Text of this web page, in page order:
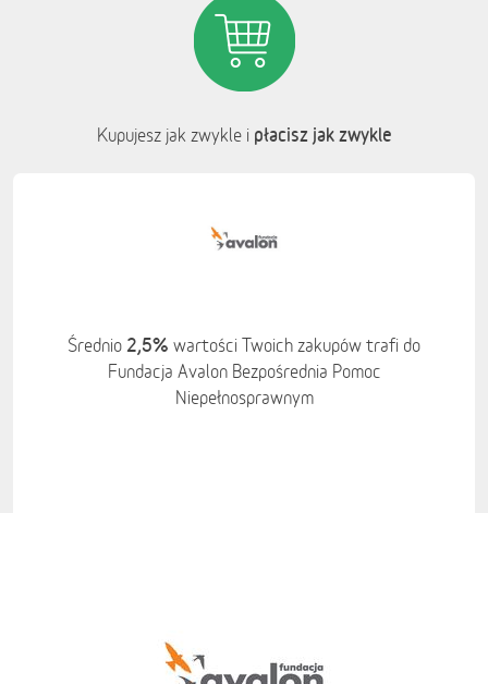
Kupujesz jak zwykle i płacisz jak zwykle
Średnio 2,5% wartości Twoich zakupów trafi do
Fundacja Avalon Bezpośrednia Pomoc
Niepełnosprawnym